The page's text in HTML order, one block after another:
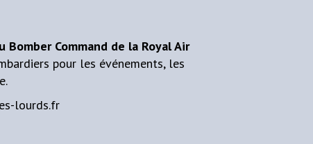
Command de la Royal Air
pour les événements, les
lourds.fr